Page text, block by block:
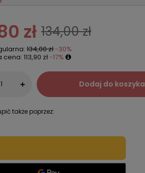
zł 134,00 zł
134,00 zł -30%
cena: 113,90 zł -17%
+ Dodaj do koszyka
także poprzez: